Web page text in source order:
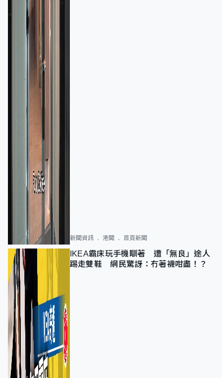
新聞資訊 港聞 首頁新聞
IKEA霸床玩手機瞓著 遭「無良」途人
踢走雙鞋 網民驚訝：冇著襪咁盡！？